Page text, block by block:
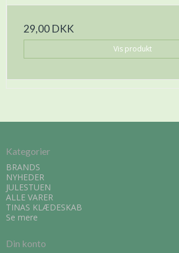
29,00 DKK
Vis produkt
Kategorier
BRANDS
NYHEDER
JULESTUEN
ALLE VARER
TINAS KLÆDESKAB
Se mere
Din konto